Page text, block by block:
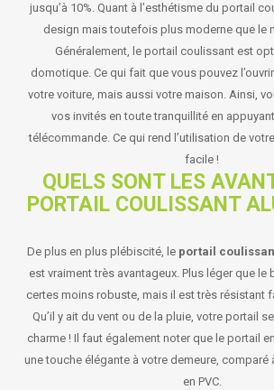
jusqu’à 10%. Quant à l’esthétisme du portail
design mais toutefois plus moderne que le
Généralement, le portail coulissant est
domotique. Ce qui fait que vous pouvez
votre voiture, mais aussi votre maison. Ainsi,
vos invités en toute tranquillité en
télécommande. Ce qui rend l’utilisation de
facile !
QUELS SONT LES
PORTAIL COULISSANT
De plus en plus plébiscité, le portail
est vraiment très avantageux. Plus léger que le
certes moins robuste, mais il est très résistant
Qu’il y ait du vent ou de la pluie, votre portail
charme ! Il faut également noter que le portail
une touche élégante à votre demeure, comparé
en PVC.